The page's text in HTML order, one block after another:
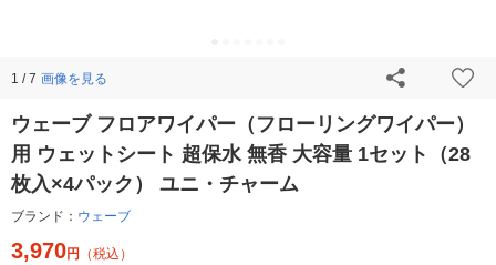
1 / 7 画像を見る
ウェーブ フロアワイパー（フローリングワイパー）
用 ウェットシート 超保水 無香 大容量 1セット（28
枚入×4パック） ユニ・チャーム
ブランド： ウェーブ
3,970円
（税込）